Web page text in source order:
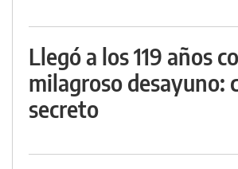
Llegó a los 119 años
milagroso desayuno:
secreto